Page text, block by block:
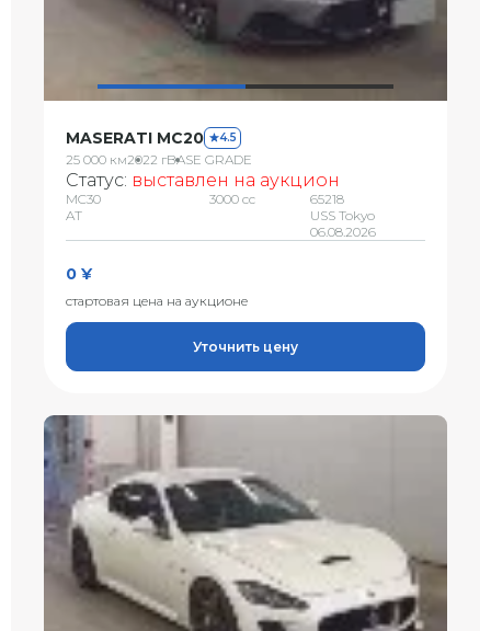
MASERATI MC20 4.5
25 000 км2022 гBASE GRADE
Статус: выставлен на аукцион
MC30
AT
3000 сс
65218
USS Tokyo
06.08.2026
0 ¥
стартовая цена на аукционе
Уточнить цену